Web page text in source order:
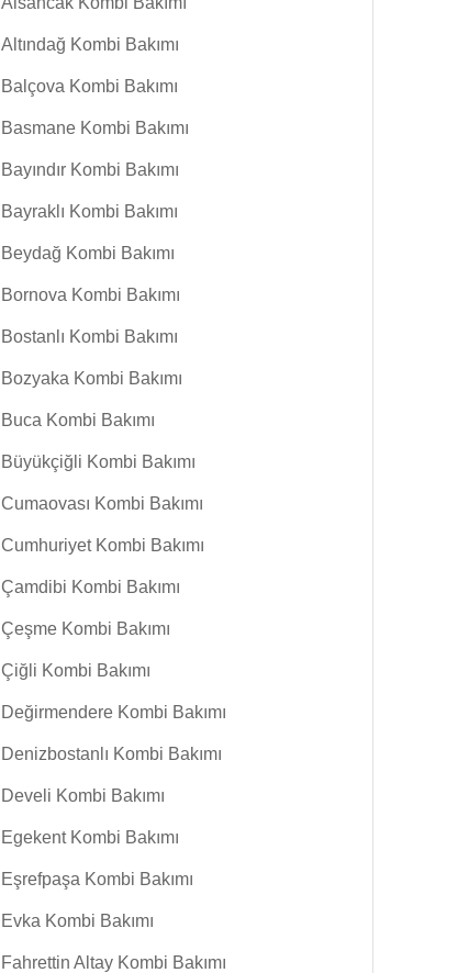
Altındağ Kombi Bakımı
Balçova Kombi Bakımı
Basmane Kombi Bakımı
Bayındır Kombi Bakımı
Bayraklı Kombi Bakımı
Beydağ Kombi Bakımı
Bornova Kombi Bakımı
Bostanlı Kombi Bakımı
Bozyaka Kombi Bakımı
Buca Kombi Bakımı
Büyükçiğli Kombi Bakımı
Cumaovası Kombi Bakımı
Cumhuriyet Kombi Bakımı
Çamdibi Kombi Bakımı
Çeşme Kombi Bakımı
Çiğli Kombi Bakımı
Değirmendere Kombi Bakımı
Denizbostanlı Kombi Bakımı
Develi Kombi Bakımı
Egekent Kombi Bakımı
Eşrefpaşa Kombi Bakımı
Evka Kombi Bakımı
Fahrettin Altay Kombi Bakımı